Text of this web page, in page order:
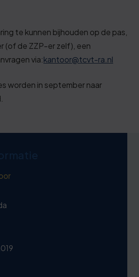
te kunnen bijhouden op de pas,
(of de ZZP-er zelf), een
via:kantoor@tcvt-ra.nl
worden in september naar